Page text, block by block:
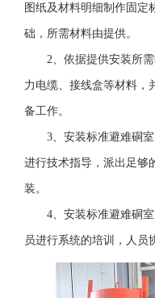
图纸及材料明细制作固定
础，所需材料由提供。
2、依据提供安装所
力电缆、接线盒等材料，
备工作。
3、安装标准避难硐
进行技术指导，派出足够
装。
4、安装标准避难硐
员进行系统的培训，人员